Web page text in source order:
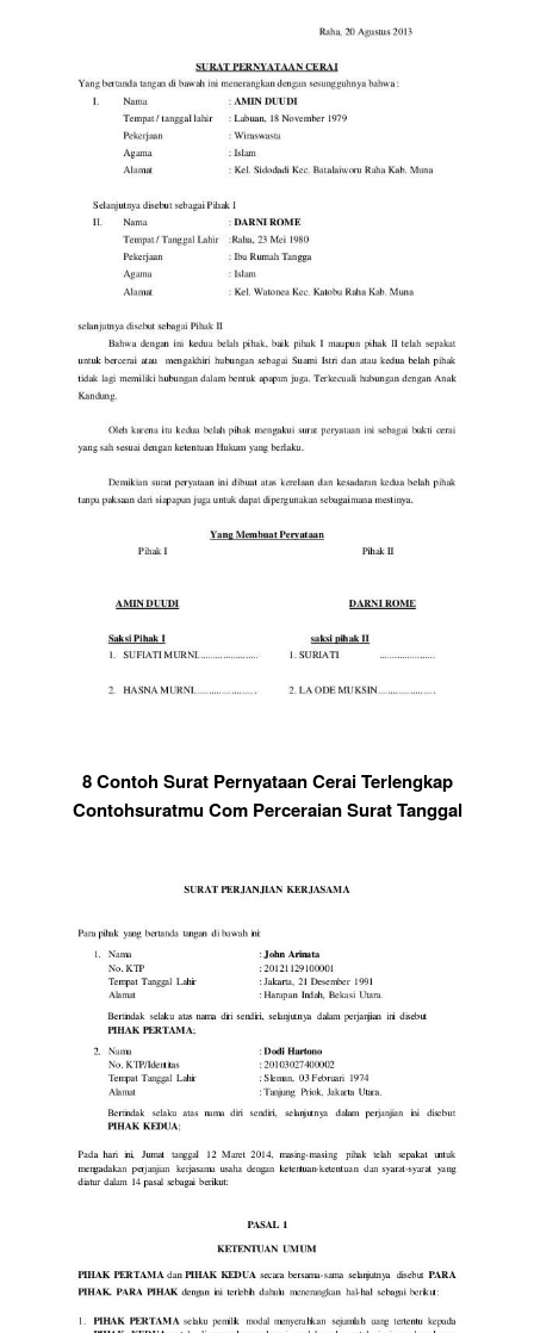
8 Contoh Surat Pernyataan Cerai Terlengkap
Contohsuratmu Com Perceraian Surat Tanggal